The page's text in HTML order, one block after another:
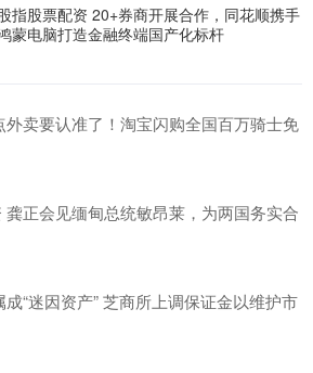
指股票配资 20+券商开展合作，同花顺携手
蒙电脑打造金融终端国产化标杆
外卖要认准了！淘宝闪购全国百万骑士免
正会见缅甸总统敏昂莱，为两国务实合
“迷因资产” 芝商所上调保证金以维护市